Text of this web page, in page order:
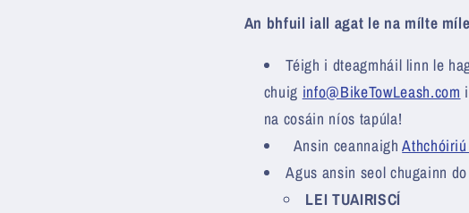
An bhfuil iall agat le na mílte
Téigh i dteagmháil linn le
chuig info@BikeTowLeash.com
na cosáin níos tapúla!
Ansin ceannaigh
Agus ansin seol chugainn
LEI TUAIRISCÍ